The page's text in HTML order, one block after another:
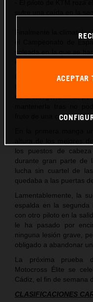
Finalmente la
El piloto de KTM
de la categoría MX2,
fruto de una caída en la
los puestos de
durante gran parte de
lucha sin cuartel de
quedaba a las puertas
Lamentablemente, la
espalda en la segunda
con otro piloto en la
le ha pasado por
ninguna lesión grave,
obligado a abandonar
La próxima prueba
Motocross Élite se
Cádiz, el fin de semana
CLASIFICACIONES
ACEPTAR